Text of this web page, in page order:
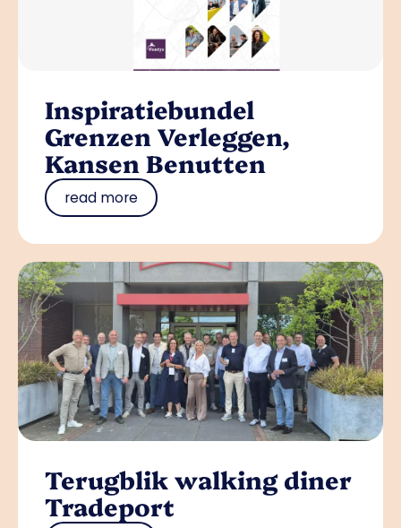
Inspiratiebundel
Grenzen Verleggen,
Kansen Benutten
read more
Terugblik walking diner
Tradeport